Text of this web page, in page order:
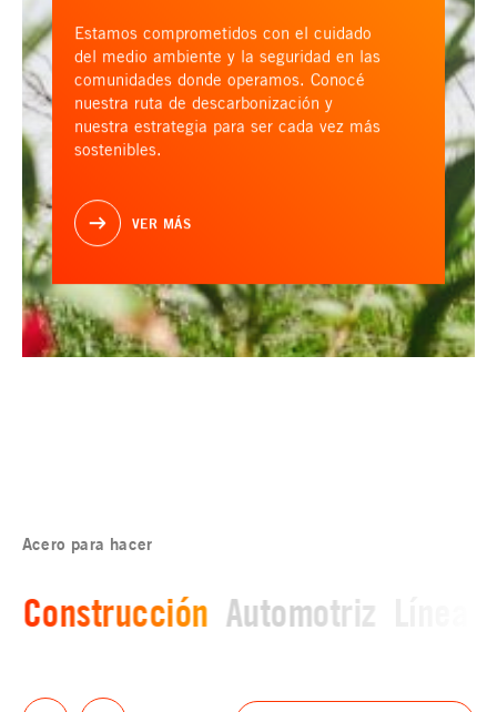
Estamos comprometidos con el cuidado
del medio ambiente y la seguridad en las
comunidades donde operamos. Conocé
nuestra ruta de descarbonización y
nuestra estrategia para ser cada vez más
sostenibles.
VER MÁS
Acero para hacer
Construcción Automotriz